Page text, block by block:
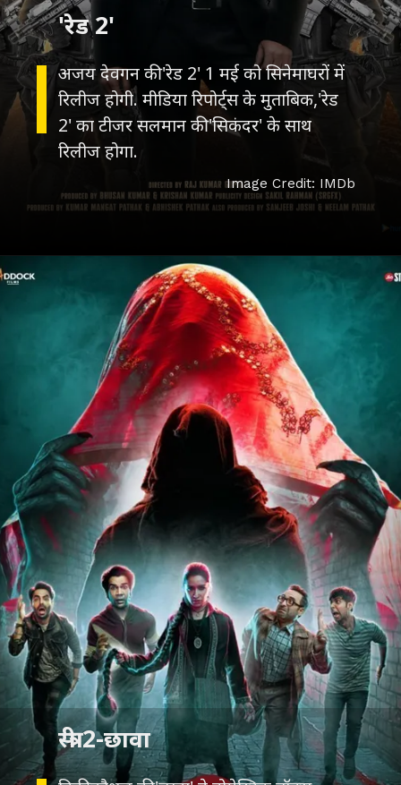
अजय देवगन की 'रेड 2' 1 मई को सिनेमाघरों में
रिलीज होगी. मीडिया रिपोर्ट्स के मुताबिक,'रेड
2' का टीजर सलमान की 'सिकंदर' के साथ
Image Credit: IMDb
स्त्री 2-छावा